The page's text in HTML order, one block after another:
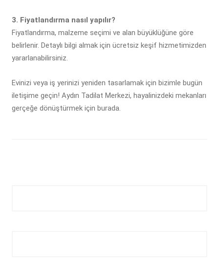
3. Fiyatlandırma nasıl yapılır?
Fiyatlandırma, malzeme seçimi ve alan büyüklüğüne göre
belirlenir. Detaylı bilgi almak için ücretsiz keşif hizmetimizden
yararlanabilirsiniz.
Evinizi veya iş yerinizi yeniden tasarlamak için bizimle bugün
iletişime geçin! Aydın Tadilat Merkezi, hayalinizdeki mekanları
gerçeğe dönüştürmek için burada.